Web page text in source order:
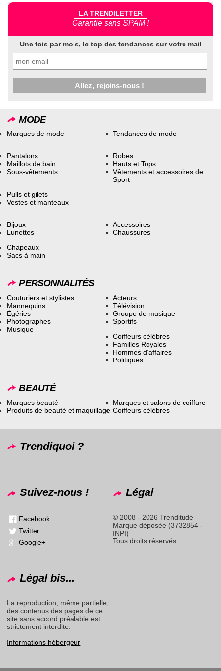
LA TRENDILETTER
Garantie sans SPAM !
Une fois par mois, le top des tendances sur votre mail
MODE
Marques de mode Tendances de mode
Pantalons
Maillots de bain
Sous-vêtements
Robes
Hauts et Tops
Vêtements et accessoires de
Sport
Pulls et gilets
Vestes et manteaux
Bijoux
Lunettes
Accessoires
Chaussures
Chapeaux
Sacs à main
PERSONNALITÉS
Couturiers et stylistes
Mannequins
Égéries
Photographes
Musique
Acteurs
Télévision
Groupe de musique
Sportifs
Coiffeurs célèbres
Familles Royales
Hommes d’affaires
Politiques
BEAUTÉ
Marques beauté
Produits de beauté et maquillage
Marques et salons de coiffure
Coiffeurs célèbres
Trendiquoi ?
Suivez-nous !
Facebook
Twitter
Google+
Légal
© 2008 - 2026 Trenditude
Marque déposée (3732854 -
INPI)
Tous droits réservés
Légal bis...
La reproduction, même partielle,
des contenus des pages de ce
site sans accord préalable est
strictement interdite.
Informations hébergeur